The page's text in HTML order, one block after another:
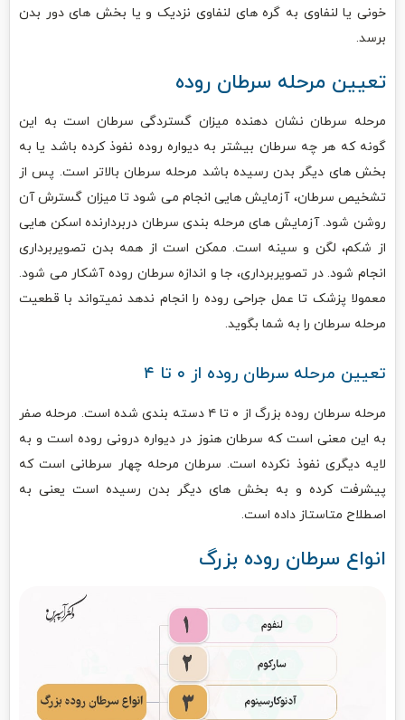
خونی یا لنفاوی به گره های لنفاوی نزدیک و یا بخش های دور بدن
برسد.
تعیین مرحله سرطان روده
مرحله سرطان نشان دهنده میزان گستردگی سرطان است به این
گونه که هر چه سرطان بیشتر به دیواره روده نفوذ کرده باشد یا به
بخش های دیگر بدن رسیده باشد مرحله سرطان بالاتر است. پس از
تشخیص سرطان، آزمایش هایی انجام می شود تا میزان گسترش آن
روشن شود. آزمایش های مرحله بندی سرطان دربردارنده اسکن هایی
از شکم، لگن و سینه است. ممکن است از همه بدن تصویربرداری
انجام شود. در تصویربرداری، جا و اندازه سرطان روده آشکار می شود.
معمولا پزشک تا عمل جراحی روده را انجام ندهد نمیتواند با قطعیت
مرحله سرطان را به شما بگوید.
تعیین مرحله سرطان روده از ۰ تا ۴
مرحله سرطان روده بزرگ از ۰ تا ۴ دسته بندی شده است. مرحله صفر
به این معنی است که سرطان هنوز در دیواره درونی روده است و به
لایه دیگری نفوذ نکرده است. سرطان مرحله چهار سرطانی است که
پیشرفت کرده و به بخش های دیگر بدن رسیده است یعنی به
اصطلاح متاستاز داده است.
انواع سرطان روده بزرگ